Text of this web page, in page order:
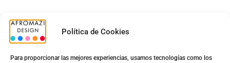
Política de Cookies
Para proporcionar las mejores experiencias, usamos tecnologías como los